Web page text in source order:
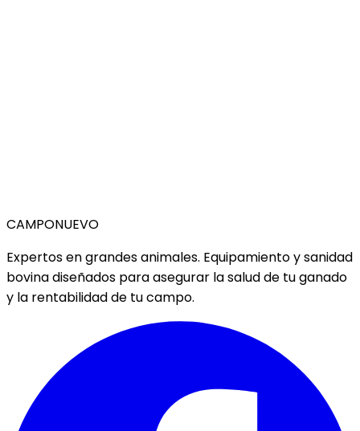
CAMPONUEVO
Expertos en grandes animales. Equipamiento y sanidad
bovina diseñados para asegurar la salud de tu ganado
y la rentabilidad de tu campo.